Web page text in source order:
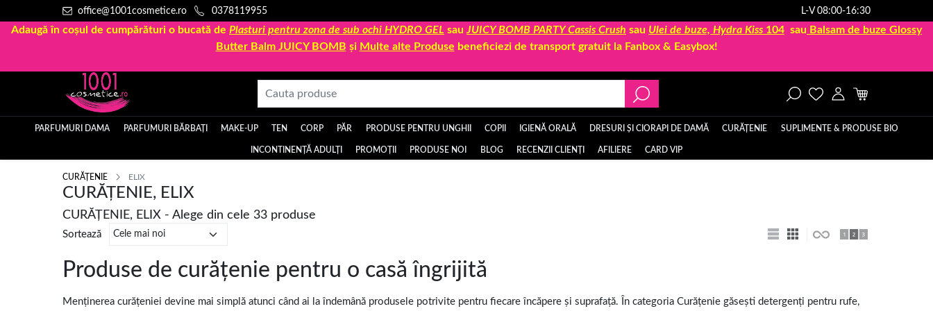
office@1001cosmetice.ro 0378119955 L-V 08:00-16:30
Adaugă în coșul de cumpărături o bucată de Plasturi pentru zona de sub ochi HYDRO GEL sau JUICY BOMB PARTY Cassis Crush sau Ulei de buze, Hydra Kiss 104 sau Balsam de buze Glossy
Butter Balm JUICY BOMB și Multe alte Produse beneficiezi de transport gratuit la Fanbox & Easybox!
PARFUMURI DAMA PARFUMURI BĂRBAȚI MAKE-UP TEN CORP PĂR PRODUSE PENTRU UNGHII COPII IGIENĂ ORALĂ DRESURI ȘI CIORAPI DE DAMĂ CURĂȚENIE SUPLIMENTE & PRODUSE BIO
INCONTINENȚĂ ADULȚI PROMOȚII PRODUSE NOI BLOG RECENZII CLIENȚI AFILIERE CARD VIP
CURĂȚENIE ELIX
CURĂȚENIE, ELIX
CURĂȚENIE, ELIX - Alege din cele 33 produse
Sortează
Produse de curățenie pentru o casă îngrijită
Menținerea curățeniei devine mai simplă atunci când ai la îndemână produsele potrivite pentru fiecare încăpere și suprafață. În categoria Curățenie găsești detergenți pentru rufe,